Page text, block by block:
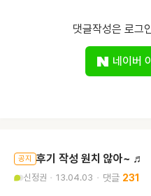
댓글작성은 로그
네이버
공지 후기 작성 원치 않아~ ♬
신정권 13.04.03 231